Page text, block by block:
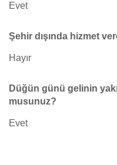
Evet
Şehir dışında hizmet
Hayır
Düğün günü gelinin
musunuz?
Evet